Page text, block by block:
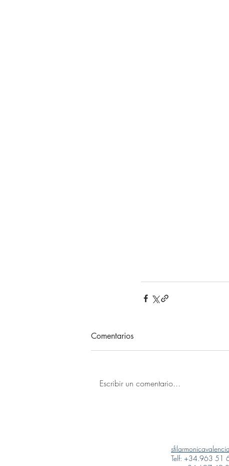
Comentarios
Escribir un comentario...
Telf: +34.963 51